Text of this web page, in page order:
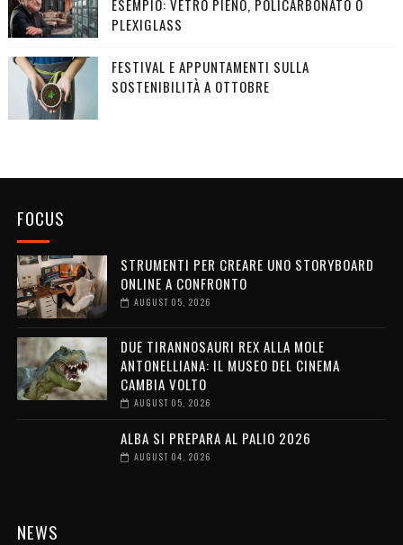
ESEMPIO: VETRO PIENO, POLICARBONATO O
PLEXIGLASS
FESTIVAL E APPUNTAMENTI SULLA
SOSTENIBILITÀ A OTTOBRE
FOCUS
STRUMENTI PER CREARE UNO STORYBOARD
ONLINE A CONFRONTO
AUGUST 05, 2026
DUE TIRANNOSAURI REX ALLA MOLE
ANTONELLIANA: IL MUSEO DEL CINEMA
CAMBIA VOLTO
AUGUST 05, 2026
ALBA SI PREPARA AL PALIO 2026
AUGUST 04, 2026
NEWS